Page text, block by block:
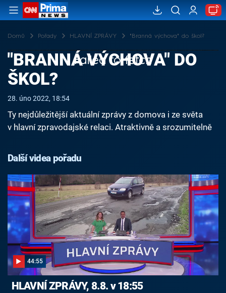
Domů Pořady HLAVNÍ ZPRÁVY "Branná výchova" do škol?
Failed to fetch
"BRANNÁ VÝCHOVA" DO
ŠKOL?
28. úno 2022, 18:54
Ty nejdůležitější aktuální zprávy z domova i ze světa
v hlavní zpravodajské relaci. Atraktivně a srozumitelně
Další videa pořadu
44:55
HLAVNÍ ZPRÁVY, 8.8. v 18:55